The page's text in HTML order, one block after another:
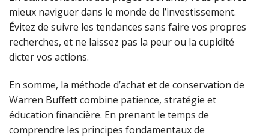
mieux naviguer dans le monde de l’investissement.
Évitez de suivre les tendances sans faire vos propres
recherches, et ne laissez pas la peur ou la cupidité
dicter vos actions.
En somme, la méthode d’achat et de conservation de
Warren Buffett combine patience, stratégie et
éducation financière. En prenant le temps de
comprendre les principes fondamentaux de